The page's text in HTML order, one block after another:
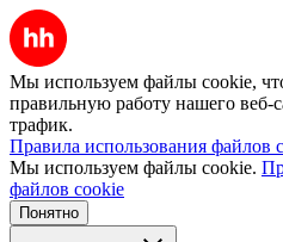
Мы используем файлы cookie,
правильную работу нашего веб-
трафик.
Правила использования файлов
Мы используем файлы cookie.
файлов cookie
Понятно